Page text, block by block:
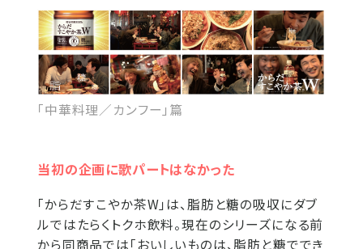
「中華料理／カンフー」篇
当初の企画に歌パートはなかった
「からだすこやか茶W」は、脂肪と糖の吸収にダブ
ルではたらくトクホ飲料。現在のシリーズになる前
から同商品では「おいしいものは、脂肪と糖ででき